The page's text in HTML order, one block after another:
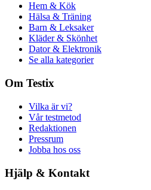
Hem & Kök
Hälsa & Träning
Barn & Leksaker
Kläder & Skönhet
Dator & Elektronik
Se alla kategorier
Om Testix
Vilka är vi?
Vår testmetod
Redaktionen
Pressrum
Jobba hos oss
Hjälp & Kontakt